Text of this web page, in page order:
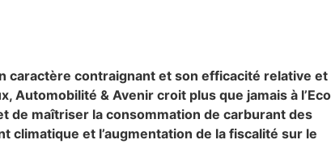
caractère contraignant et son efficacité relative et
& Avenir croit plus que jamais à l’Eco
de maîtriser la consommation de carburant des
climatique et l’augmentation de la fiscalité sur le